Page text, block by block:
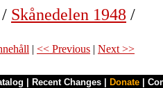
/ Skånedelen 1948 /
| << Previous | Next >>
Recent Changes Donate